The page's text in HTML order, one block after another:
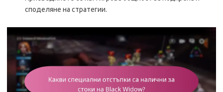
споделяне на стратегии.